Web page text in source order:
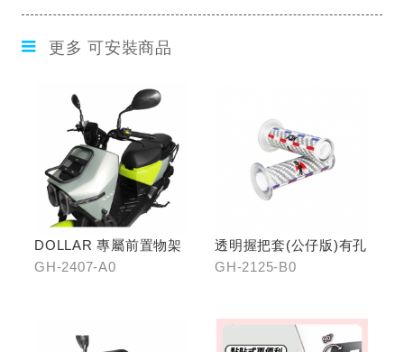
更多 可安裝商品
DOLLAR 專屬前置物架
GH-2407-A0
透明握把套(公仔版)有孔
GH-2125-B0